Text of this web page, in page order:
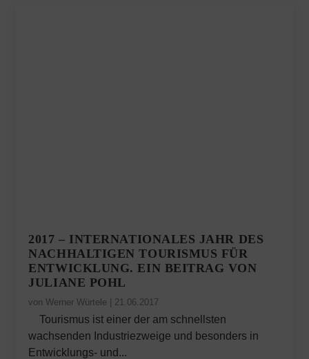
2017 – INTERNATIONALES JAHR DES
NACHHALTIGEN TOURISMUS FÜR
ENTWICKLUNG. EIN BEITRAG VON
JULIANE POHL
vonWerner Würtele 21.06.2017
Tourismus ist einer der am schnellsten
wachsenden Industriezweige und besonders in
Entwicklungs- und...